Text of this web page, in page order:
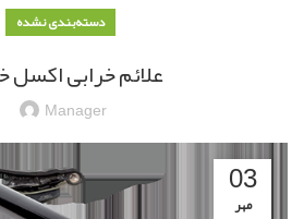
دسته‌بندی نشده
علائم خرابی اکسل
Manager
03
مهر